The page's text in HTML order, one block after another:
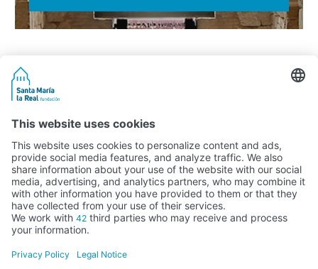
Activity subsidised by the Ministry of Education, Culture and Sports